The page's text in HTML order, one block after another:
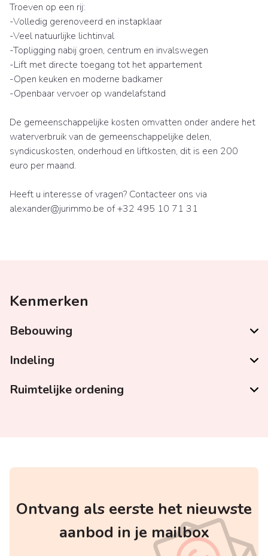
Troeven op een rij:
-Volledig gerenoveerd en instapklaar
-Veel natuurlijke lichtinval
-Topligging nabij groen, centrum en invalswegen
-Lift met directe toegang tot het appartement
-Open keuken en moderne badkamer
-Openbaar vervoer op wandelafstand
De gemeenschappelijke kosten omvatten onder andere het
waterverbruik van de gemeenschappelijke delen,
syndicuskosten, onderhoud en liftkosten, dit is een 200
euro per maand.
Heeft u interesse of vragen? Contacteer ons via
alexander@jurimmo.be of +32 495 10 71 31
Kenmerken
Bebouwing
Indeling
Ruimtelijke ordening
Ontvang als eerste het nieuwste
aanbod in je mailbox